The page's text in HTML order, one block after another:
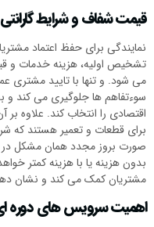
قیمت شفاف و شرایط گارانتی
نمایندگی برای حفظ اعتماد
تشخیص اولیه، هزینه خدمات و
می شود. و تنها با تایید مشتری
سوءتفاهم ها جلوگیری می کند
اقتصادی را انتخاب کند. علاوه
برای قطعات و تعمیر هستند که
صورت بروز مجدد همان مشکل در
بدون هزینه یا با هزینه کمتر
مشتریان کمک می کند و نشان
اهمیت سرویس های دوره